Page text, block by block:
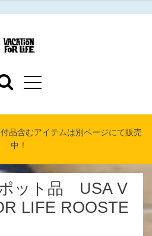
品含むアイテムは別ページにて販売
中！
ット品 USA V
LIFE ROOSTE